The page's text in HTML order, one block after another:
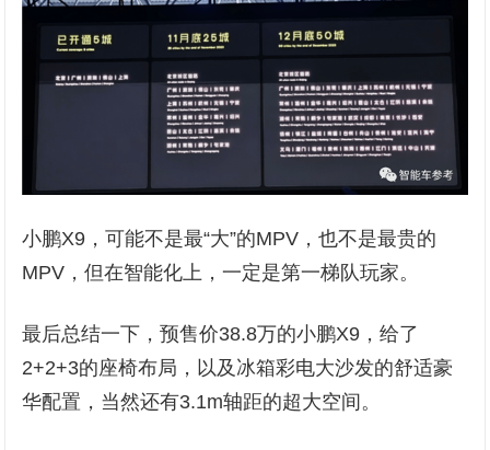
小鹏X9，可能不是最“大”的MPV，也不是最贵的
MPV，但在智能化上，一定是第一梯队玩家。
最后总结一下，预售价38.8万的小鹏X9，给了
2+2+3的座椅布局，以及冰箱彩电大沙发的舒适豪
华配置，当然还有3.1m轴距的超大空间。